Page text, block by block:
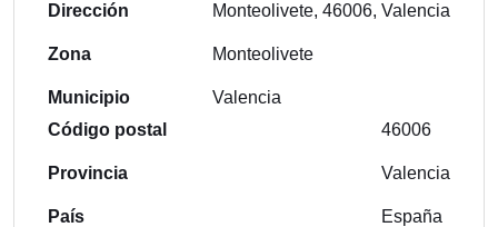
Dirección
Zona
Municipio
Monteolivete, 46006, Valencia
Monteolivete
Valencia
Código postal
Provincia
País
46006
Valencia
España